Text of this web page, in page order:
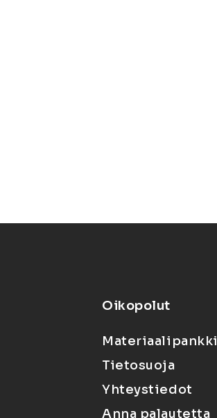
Oikopolut
Materiaalipankki
Tietosuoja
Yhteystiedot
Anna palautetta